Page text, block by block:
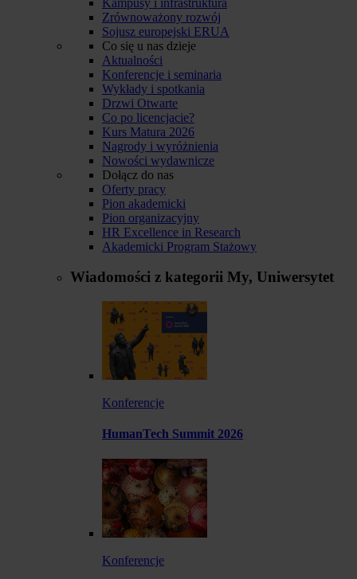
Zrównoważony rozwój
Sojusz europejski ERUA
Co się u nas dzieje
Aktualności
Konferencje i seminaria
Wykłady i spotkania
Drzwi Otwarte
Co po licencjacie?
Kurs Matura 2026
Nagrody i wyróżnienia
Nowości wydawnicze
Dołącz do nas
Oferty pracy
Pion akademicki
Pion organizacyjny
HR Excellence in Research
Akademicki Program Stażowy
Wiadomości z kategorii My, Uniwersytet
Konferencje
HumanTech Summit 2026
Konferencje